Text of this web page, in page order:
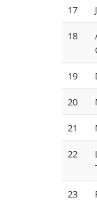
17
18
19
20
21
22
23